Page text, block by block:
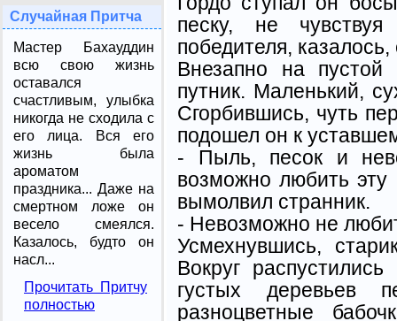
Случайная Притча
Мастер Бахауддин
всю свою жизнь
оставался
счастливым, улыбка
никогда не сходила с
его лица. Вся его
жизнь была
ароматом
праздника... Даже на
смертном ложе он
весело смеялся.
Казалось, будто он
насл...
Прочитать Притчу
полностью
песку, не
победителя,
Внезапно на
путник. Маленький,
Сгорбившись, чуть
подошел он к
- Пыль, песок и
возможно любить
вымолвил странник.
- Невозможно не
Усмехнувшись,
Вокруг
густых деревьев
разноцветные